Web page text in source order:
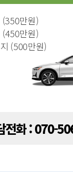
만원)
만원)
(500만원)
전화 : 070-